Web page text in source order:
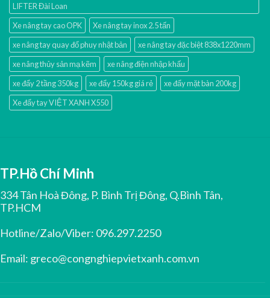
LIFTER Đài Loan
Xe nâng tay cao OPK
Xe nâng tay inox 2.5 tấn
xe nâng tay quay đổ phuy nhật bản
xe nâng tay đặc biệt 838x1220mm
xe nâng thủy sản mạ kẽm
xe nâng điện nhập khấu
xe đẩy 2 tầng 350kg
xe đẩy 150kg giá rẻ
xe đẩy mặt bàn 200kg
Xe đẩy tay VIỆT XANH X550
TP.Hồ Chí Minh
334 Tân Hoà Đông, P. Bình Trị Đông, Q.Bình Tân,
TP.HCM
Hotline/Zalo/Viber: 096.297.2250
Email: greco@congnghiepvietxanh.com.vn